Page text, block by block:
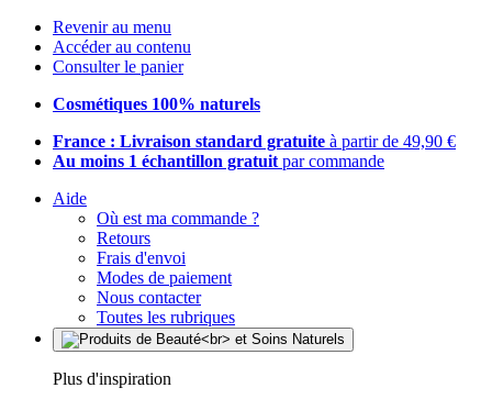
Revenir au menu
Accéder au contenu
Consulter le panier
Cosmétiques 100% naturels
France : Livraison standard gratuite à partir de 49,90 €
Au moins 1 échantillon gratuit par commande
Aide
Où est ma commande ?
Retours
Frais d'envoi
Modes de paiement
Nous contacter
Toutes les rubriques
Plus d'inspiration